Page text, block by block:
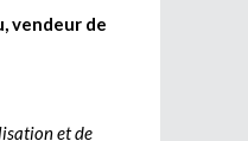
vendeur de
et de